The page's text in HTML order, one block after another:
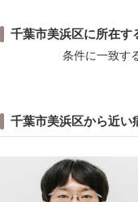
千葉市美浜区に所在す
条件に一致す
千葉市美浜区から近い